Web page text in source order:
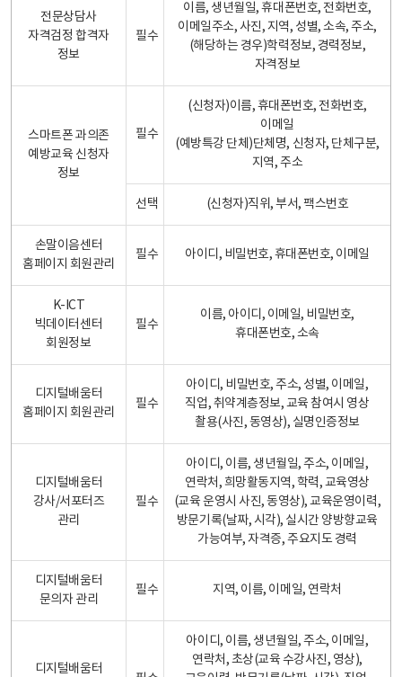
전문상담사
자격검정 합격자
정보
필수
이름, 생년월일, 휴대폰번호, 전화번호,
이메일주소, 사진, 지역, 성별, 소속, 주소,
(해당하는 경우)학력정보, 경력정보,
자격정보
스마트폰 과의존
예방교육 신청자
정보
필수
(신청자)이름, 휴대폰번호, 전화번호,
이메일
(예방특강 단체)단체명, 신청자, 단체구분,
지역, 주소
선택 (신청자)직위, 부서, 팩스번호
손말이음센터
홈페이지 회원관리
필수 아이디, 비밀번호, 휴대폰번호, 이메일
K-ICT
빅데이터센터
회원정보
필수
이름, 아이디, 이메일, 비밀번호,
휴대폰번호, 소속
디지털배움터
홈페이지 회원관리
필수
아이디, 비밀번호, 주소, 성별, 이메일,
직업, 취약계층정보, 교육 참여시 영상
촬용(사진, 동영상), 실명인증정보
디지털배움터
강사/서포터즈
관리
필수
아이디, 이름, 생년월일, 주소, 이메일,
연락처, 희망활동지역, 학력, 교육영상
(교육 운영시 사진, 동영상), 교육운영이력,
방문기록(날짜, 시각), 실시간 양방향교육
가능여부, 자격증, 주요지도 경력
디지털배움터
문의자 관리
필수 지역, 이름, 이메일, 연락처
디지털배움터
아이디, 이름, 생년월일, 주소, 이메일,
연락처, 초상(교육 수강사진, 영상),